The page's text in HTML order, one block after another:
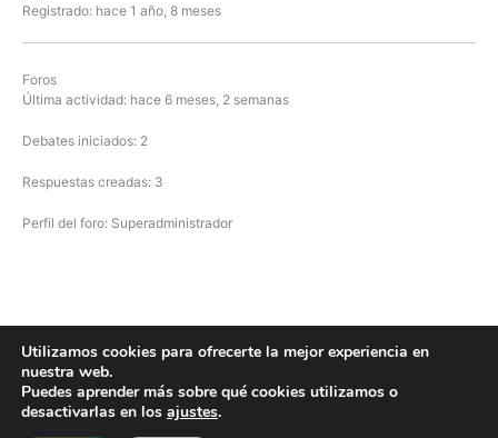
Registrado: hace 1 año, 8 meses
Foros
Última actividad: hace 6 meses, 2 semanas
Debates iniciados: 2
Respuestas creadas: 3
Perfil del foro: Superadministrador
Todos los derechos © 2026 Asociación Wilhelm Trute | Funciona
gracias aTema Astra para WordPress
Utilizamos cookies para ofrecerte la mejor experiencia en
nuestra web.
Puedes aprender más sobre qué cookies utilizamos o
desactivarlas en los ajustes.